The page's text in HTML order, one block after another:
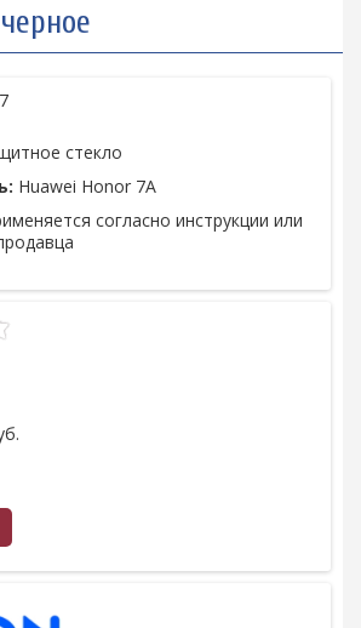
стекло
Huawei Honor 7A
согласно инструкции или